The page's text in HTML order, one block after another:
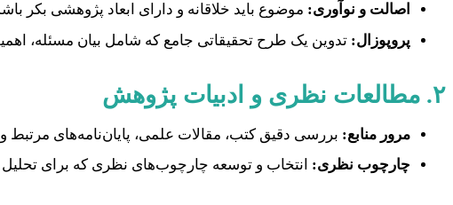
اصالت و نوآوری: موضوع باید خلاقانه و دارای ابعاد پژوهشی بکر
پروپوزال: تدوین یک طرح تحقیقاتی جامع که شامل بیان مسئله،
۲. مطالعات نظری و ادبیات پژوهش
مرور منابع: بررسی دقیق کتب، مقالات علمی، پایان‌نامه‌های مرتبط و
چارچوب نظری: انتخاب و توسعه چارچوب‌های نظری که برای